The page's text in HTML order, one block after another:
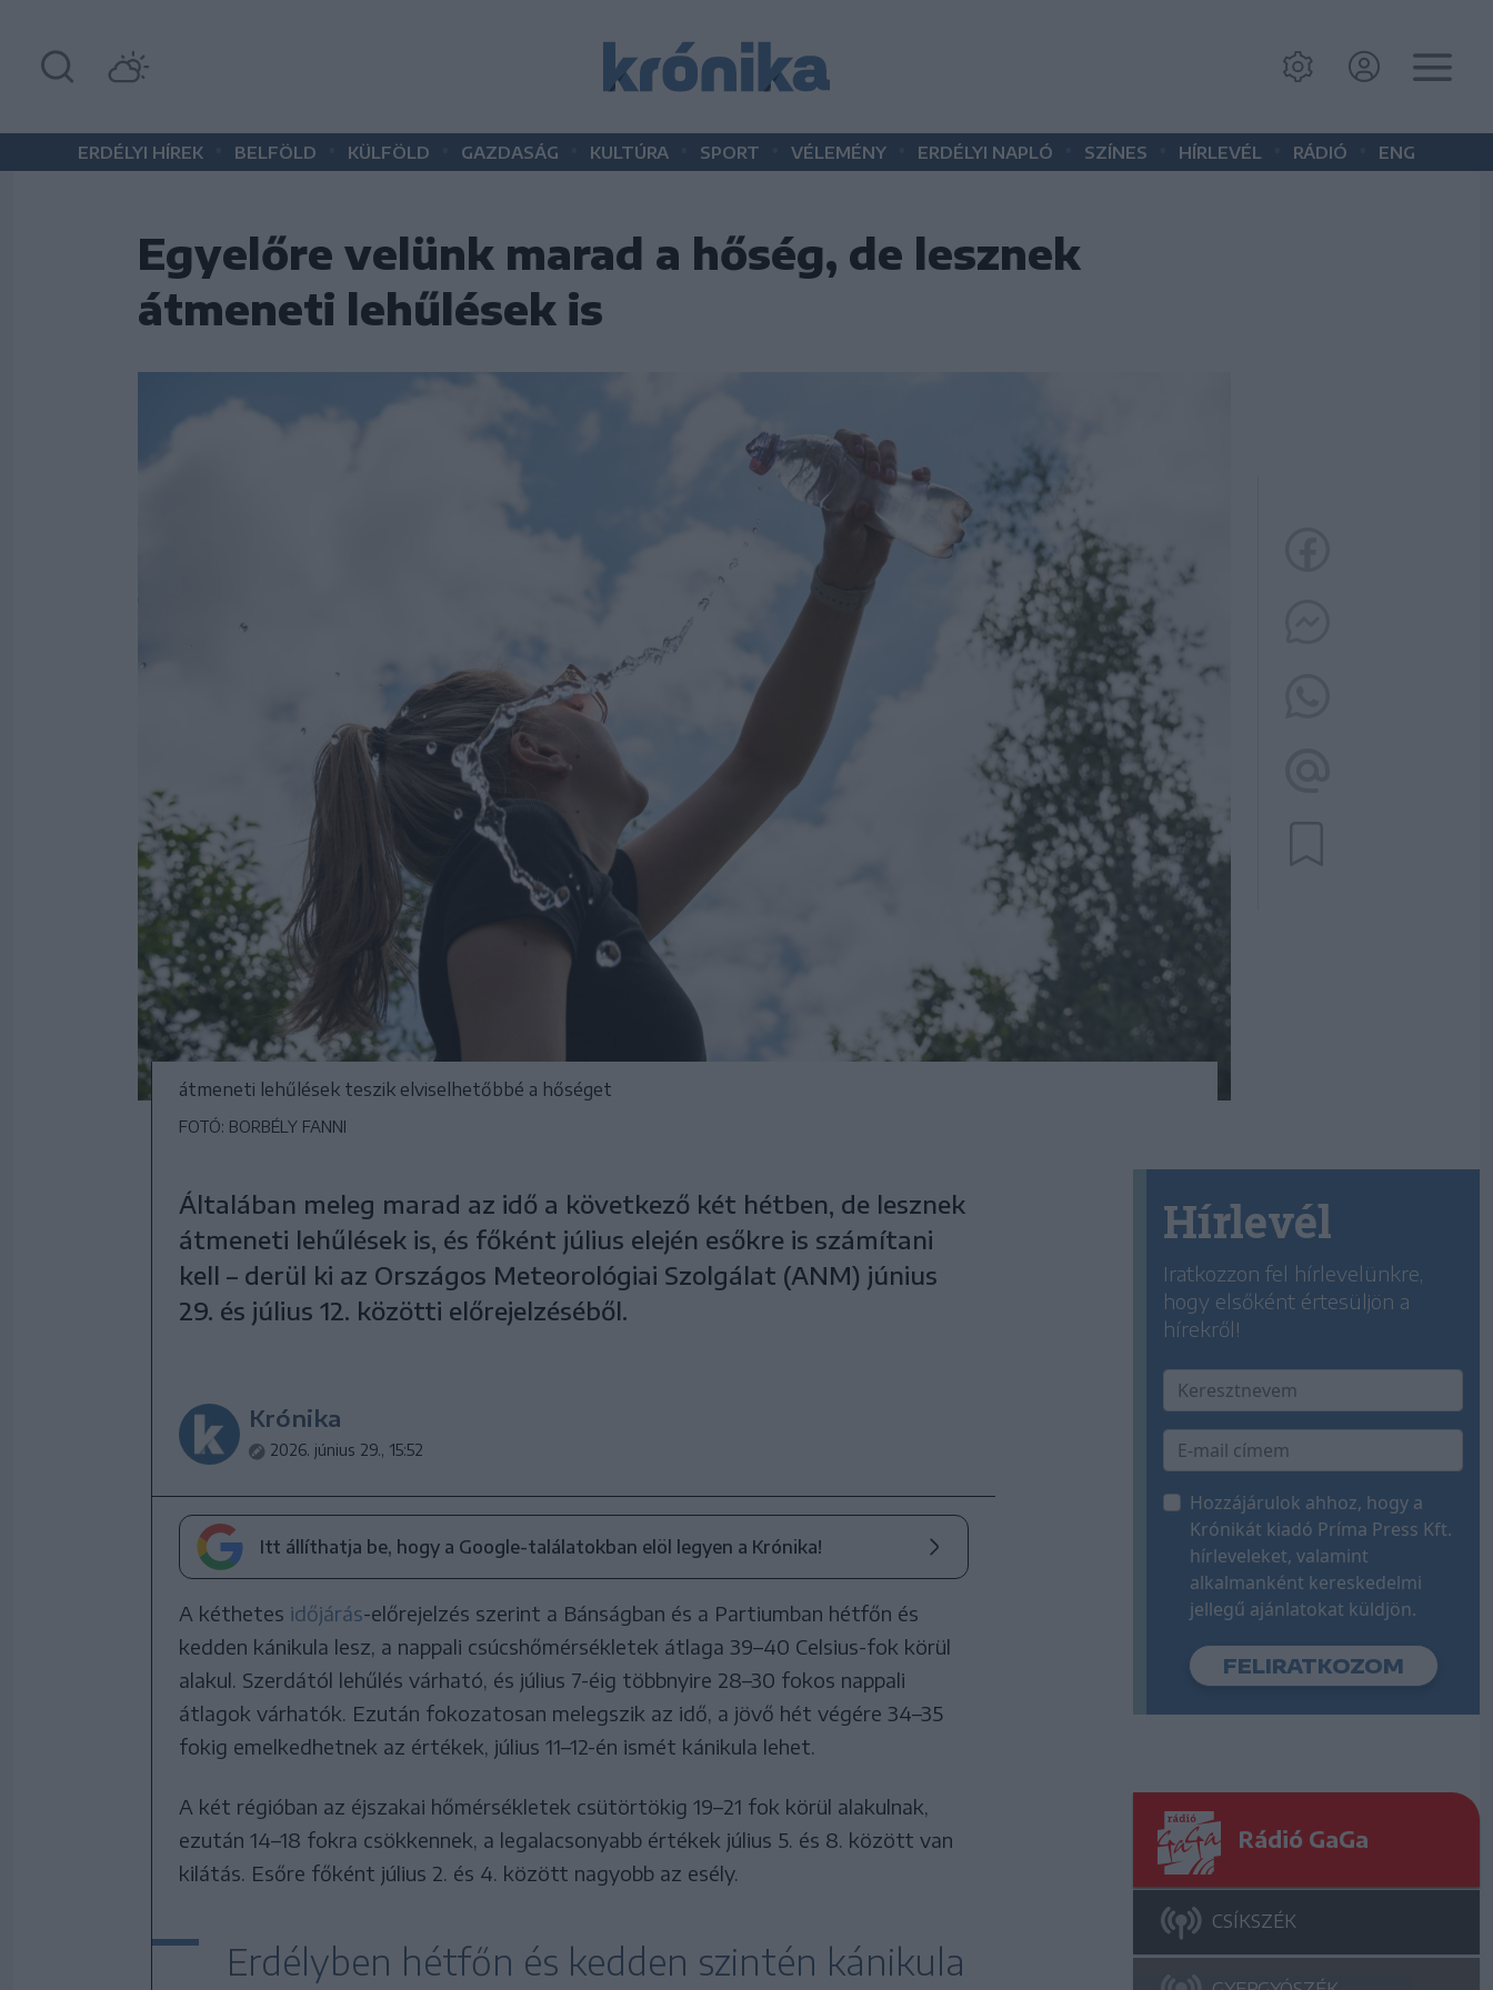
ERDÉLYI HÍREK BELFÖLD KÜLFÖLD GAZDASÁG KULTÚRA SPORT VÉLEMÉNY ERDÉLYI NAPLÓ SZÍNES HÍRLEVÉL RÁDIÓ ENG
Egyelőre velünk marad a hőség, de lesznek
átmeneti lehűlések is
átmeneti lehűlések teszik elviselhetőbbé a hőséget
FOTÓ: BORBÉLY FANNI
Általában meleg marad az idő a következő két hétben, de lesznek
átmeneti lehűlések is, és főként július elején esőkre is számítani
kell – derül ki az Országos Meteorológiai Szolgálat (ANM) június
29. és július 12. közötti előrejelzéséből.
Krónika
2026. június 29., 15:52
Itt állíthatja be, hogy a Google-találatokban elöl legyen a Krónika!
A kéthetes időjárás-előrejelzés szerint a Bánságban és a Partiumban hétfőn és
kedden kánikula lesz, a nappali csúcshőmérsékletek átlaga 39–40 Celsius-fok körül
alakul. Szerdától lehűlés várható, és július 7-éig többnyire 28–30 fokos nappali
átlagok várhatók. Ezután fokozatosan melegszik az idő, a jövő hét végére 34–35
fokig emelkedhetnek az értékek, július 11–12-én ismét kánikula lehet.
A két régióban az éjszakai hőmérsékletek csütörtökig 19–21 fok körül alakulnak,
ezután 14–18 fokra csökkennek, a legalacsonyabb értékek július 5. és 8. között van
kilátás. Esőre főként július 2. és 4. között nagyobb az esély.
Erdélyben hétfőn és kedden szintén kánikula
Hírlevél
Iratkozzon fel hírlevelünkre,
hogy elsőként értesüljön a
hírekről!
Hozzájárulok ahhoz, hogy a
Krónikát kiadó Príma Press Kft.
hírleveleket, valamint
alkalmanként kereskedelmi
jellegű ajánlatokat küldjön.
Rádió GaGa
CSÍKSZÉK